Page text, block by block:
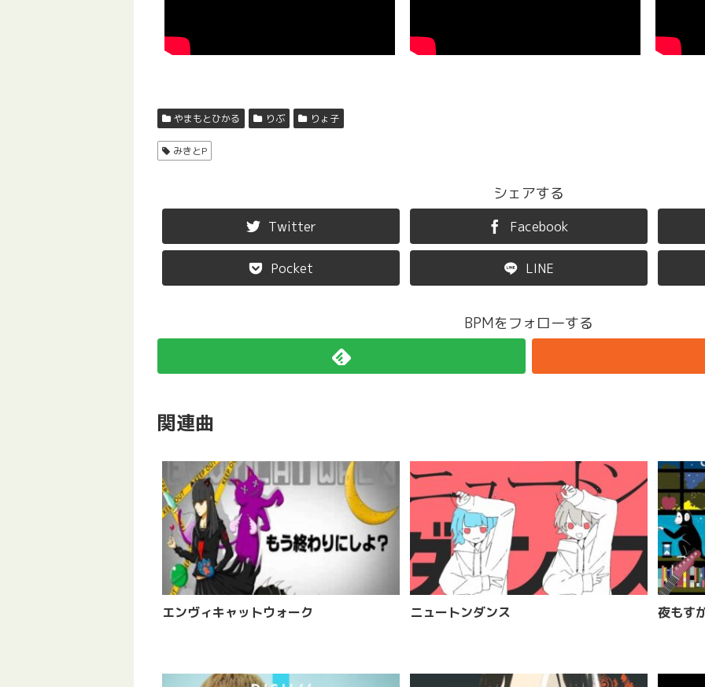
やまもとひかる りぶ りょ子
みきとP
シェアする
Twitter Facebook
Pocket LINE
BPMをフォローする
関連曲
エンヴィキャットウォーク ニュートンダンス 夜もす